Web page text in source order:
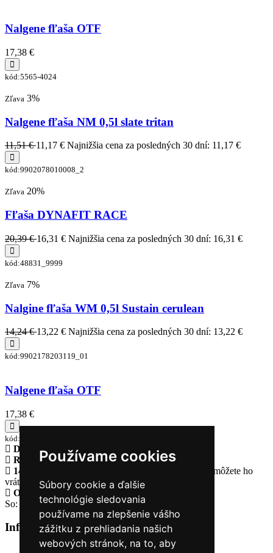
Používame cookies
Súbory cookie a ďalšie
technológie sledovania
používame na zlepšenie vášho
zážitku z prehliadania našich
webových stránok, na to, aby
Nalgene fľaša OTF
17,38 €
kód:5565-4024
Zľava 3%
Nalgene fľaša NM 0,5l slate tritan
11,51 €11,17 € Najnižšia cena za posledných 30 dní: 11,17 €
kód:9902078010008_2
Zľava 20%
Fľaša DYNAFIT RACE
20,39 €16,31 € Najnižšia cena za posledných 30 dní: 16,31 €
kód:48831_9999
Zľava 7%
Nalgine fľaša WM 0,5l Sustain cerulean
14,24 €13,22 € Najnižšia cena za posledných 30 dní: 13,22 €
kód:9902178203119_01
Nalgene fľaša OTF
17,38 €
kód:5565-3024
Doprava zadarmo
pri objednávke nad 230€
Rýchle dodanieTovar Vám odošleme do 24 hodín
14 Dní na vrátenie tovaru
Ak Vám tovar nesadne, môžete ho
vrátiť
Otvorené celý týždeň
So: 9:00 - 12:00
Informácie+